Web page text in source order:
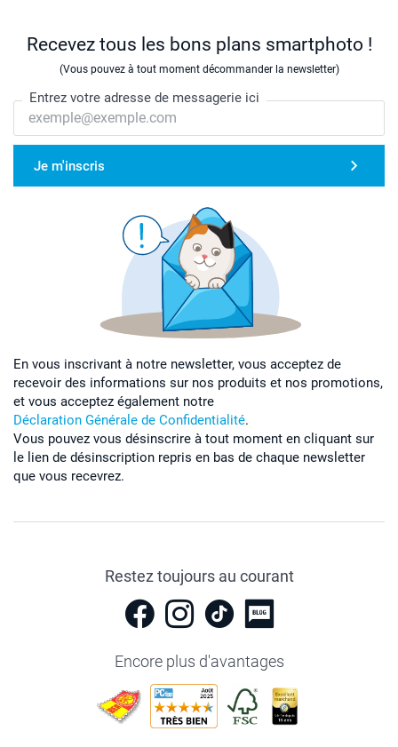
Recevez tous les bons plans smartphoto !
(Vous pouvez à tout moment décommander la newsletter)
Entrez votre adresse de messagerie ici
Je m'inscris
En vous inscrivant à notre newsletter, vous acceptez de
recevoir des informations sur nos produits et nos promotions,
et vous acceptez également notre
Déclaration Générale de Confidentialité.
Vous pouvez vous désinscrire à tout moment en cliquant sur
le lien de désinscription repris en bas de chaque newsletter
que vous recevrez.
Restez toujours au courant
Encore plus d'avantages